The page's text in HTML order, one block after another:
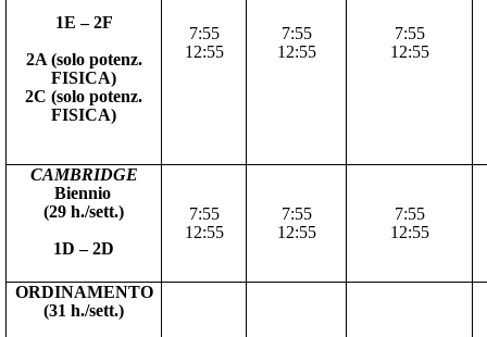
1E – 2F
2A (solo potenz.
FISICA)
2C (solo potenz.
FISICA)
7:55
12:55
7:55
12:55
7:55
12:55
CAMBRIDGE
Biennio
(29 h./sett.)
1D – 2D
7:55
12:55
7:55
12:55
7:55
12:55
ORDINAMENTO
(31 h./sett.)